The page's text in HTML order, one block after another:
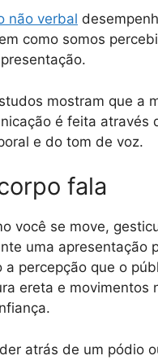
não verbal
como somos
mostram que a
é feita através
e do tom de voz.
fala
você se move,
uma apresentação
a percepção que o
ereta e movimentos
atrás de um pódio